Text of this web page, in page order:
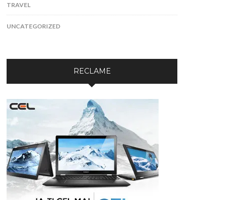
TRAVEL
UNCATEGORIZED
RECLAME